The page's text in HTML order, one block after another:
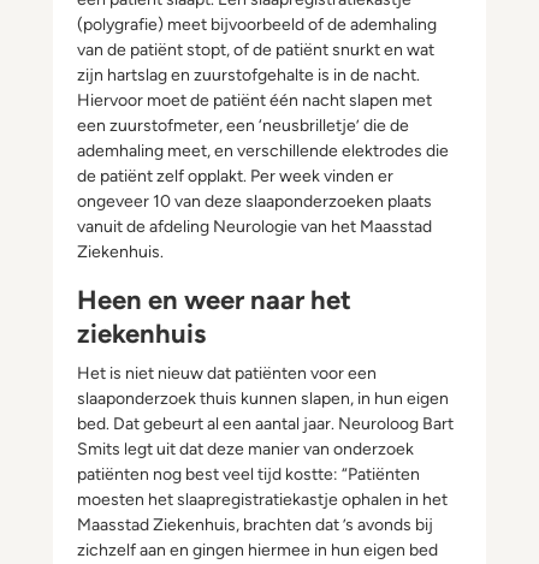
(polygrafie) meet bijvoorbeeld of de ademhaling
van de patiënt stopt, of de patiënt snurkt en wat
zijn hartslag en zuurstofgehalte is in de nacht.
Hiervoor moet de patiënt één nacht slapen met
een zuurstofmeter, een ‘neusbrilletje’ die de
ademhaling meet, en verschillende elektrodes die
de patiënt zelf opplakt. Per week vinden er
ongeveer 10 van deze slaaponderzoeken plaats
vanuit de afdeling Neurologie van het Maasstad
Ziekenhuis.
Heen en weer naar het
ziekenhuis
Het is niet nieuw dat patiënten voor een
slaaponderzoek thuis kunnen slapen, in hun eigen
bed. Dat gebeurt al een aantal jaar. Neuroloog Bart
Smits legt uit dat deze manier van onderzoek
patiënten nog best veel tijd kostte: “Patiënten
moesten het slaapregistratiekastje ophalen in het
Maasstad Ziekenhuis, brachten dat ’s avonds bij
zichzelf aan en gingen hiermee in hun eigen bed